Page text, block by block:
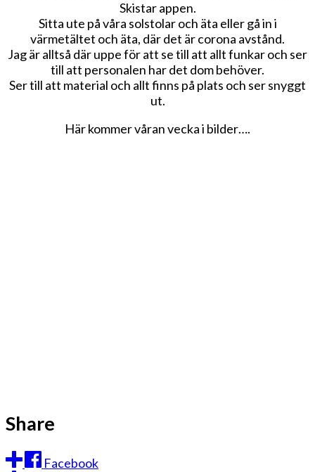
Skistar appen.
Sitta ute på våra solstolar och äta eller gå in i
värmetältet och äta, där det är corona avstånd.
Jag är alltså där uppe för att se till att allt funkar och ser
till att personalen har det dom behöver.
Ser till att material och allt finns på plats och ser snyggt
ut.
Här kommer våran vecka i bilder….
Share
Facebook